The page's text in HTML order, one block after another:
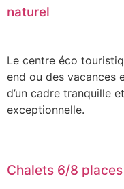
naturel
Le centre éco
end ou des vacances
d’un cadre tranquille
exceptionnelle.
Chalets 6/8 places